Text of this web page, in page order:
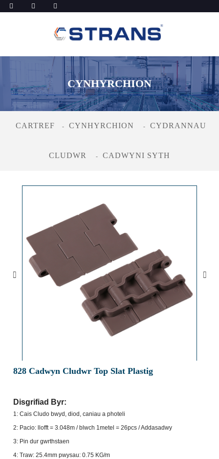
CYNHYRCHION
CARTREF CYNHYRCHION CYDRANNAU
CLUDWR CADWYNI SYTH
828 Cadwyn Cludwr Top Slat Plastig
Disgrifiad Byr:
1: Cais Cludo bwyd, diod, caniau a photeli
2: Pacio: llofft = 3.048m / blwch 1metel = 26pcs / Addasadwy
3: Pin dur gwrthstaen
4: Traw: 25.4mm pwysau: 0.75 KG/m